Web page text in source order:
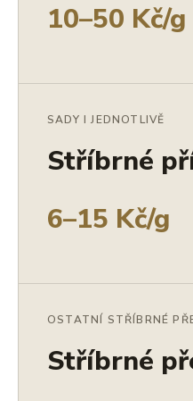
10–50 Kč/g
SADY I JEDNOTLIVĚ
Stříbrné
6–15 Kč/g
OSTATNÍ STŘÍBRNÉ
Stříbrné